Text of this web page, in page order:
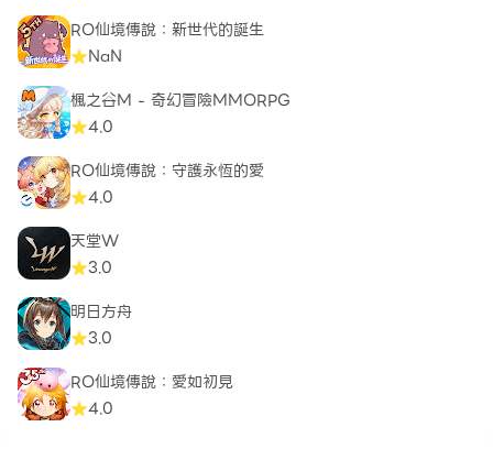
RO仙境傳說：新世代的誕生
NaN
楓之谷M - 奇幻冒險MMORPG
4.0
RO仙境傳說：守護永恆的愛
4.0
天堂W
3.0
明日方舟
3.0
RO仙境傳說：愛如初見
4.0